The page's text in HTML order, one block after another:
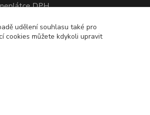
DPH
2010
udělení souhlasu také pro
cookies můžete kdykoli upravit